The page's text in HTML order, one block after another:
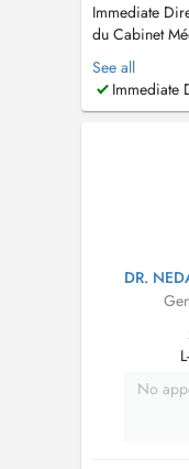
Immediate
du Cabinet
28.08.2026
d'envoyer par
et adresse
Consultation
See all
Immediate
DR.
No